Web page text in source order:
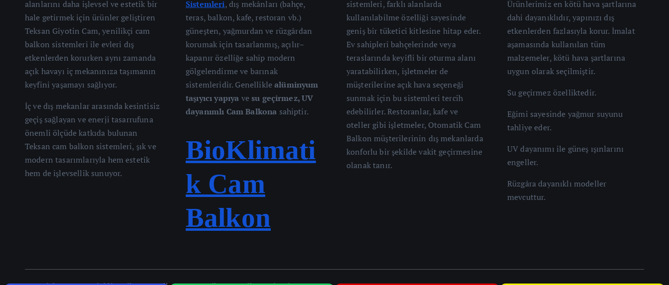
alanlarını daha işlevsel ve estetik bir
hale getirmek için ürünler geliştiren
Teksan Giyotin Cam, yenilikçi cam
balkon sistemleri ile evleri dış
etkenlerden korurken aynı zamanda
açık havayı iç mekanınıza taşımanın
keyfini yaşamayı sağlıyor.
İç ve dış mekanlar arasında kesintisiz
geçiş sağlayan ve enerji tasarrufuna
önemli ölçüde katkıda bulunan
Teksan cam balkon sistemleri, şık ve
modern tasarımlarıyla hem estetik
hem de işlevsellik sunuyor.
Sistemleri, dış mekânları (bahçe,
teras, balkon, kafe, restoran vb.)
güneşten, yağmurdan ve rüzgârdan
korumak için tasarlanmış, açılır–
kapanır özelliğe sahip modern
gölgelendirme ve barınak
sistemleridir. Genelliklealüminyum
taşıyıcı yapıya vesu geçirmez, UV
dayanımlı Cam Balkona sahiptir.
BioKlimati
k Cam
Balkon
sistemleri, farklı alanlarda
kullanılabilme özelliği sayesinde
geniş bir tüketici kitlesine hitap eder.
Ev sahipleri bahçelerinde veya
teraslarında keyifli bir oturma alanı
yaratabilirken, işletmeler de
müşterilerine açık hava seçeneği
sunmak için bu sistemleri tercih
edebilirler. Restoranlar, kafe ve
oteller gibi işletmeler, Otomatik Cam
Balkon müşterilerinin dış mekanlarda
konforlu bir şekilde vakit geçirmesine
olanak tanır.
Ürünlerimiz en kötü hava şartlarına
dahi dayanıklıdır, yapınızı dış
etkenlerden fazlasıyla korur. İmalat
aşamasında kullanılan tüm
malzemeler, kötü hava şartlarına
uygun olarak seçilmiştir.
Su geçirmez özelliktedir.
Eğimi sayesinde yağmur suyunu
tahliye eder.
UV dayanımı ile güneş ışınlarını
engeller.
Rüzgâra dayanıklı modeller
mevcuttur.